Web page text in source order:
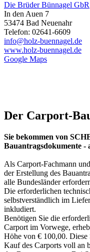
Die Brüder Bünnagel GbR
In den Auen 7
53474 Bad Neuenahr
Telefon: 02641-6609
info@holz-buennagel.de
www.holz-buennagel.de
Google Maps
Der Carport-
Sie bekommen von
Bauantragsdokumente -
Als Carport-Fachmann
der Erstellung des
alle Bundesländer
Die erforderlichen
selbstverständlich im
inkludiert.
Benötigen Sie die
Carport im Vorwege,
Höhe von € 100,00.
Kauf des Carports voll an